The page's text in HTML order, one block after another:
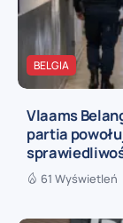
BELGIA
Vlaams
partia
61 Wyświetleń